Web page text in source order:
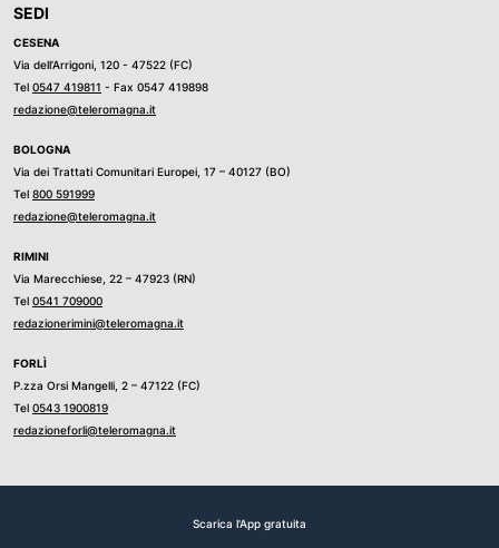
SEDI
CESENA
Via dell’Arrigoni, 120 - 47522 (FC)
Tel 0547 419811 - Fax 0547 419898
redazione@teleromagna.it
BOLOGNA
Via dei Trattati Comunitari Europei, 17 – 40127 (BO)
Tel 800 591999
redazione@teleromagna.it
RIMINI
Via Marecchiese, 22 – 47923 (RN)
Tel 0541 709000
redazionerimini@teleromagna.it
FORLÌ
P.zza Orsi Mangelli, 2 – 47122 (FC)
Tel 0543 1900819
redazioneforli@teleromagna.it
Scarica l'App gratuita